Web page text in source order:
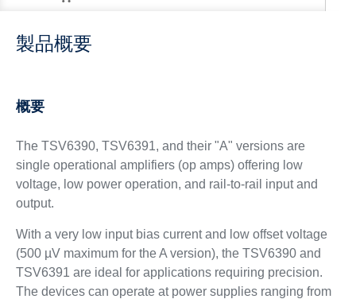
製品概要
概要
The TSV6390, TSV6391, and their "A" versions are
single operational amplifiers (op amps) offering low
voltage, low power operation, and rail-to-rail input and
output.
With a very low input bias current and low offset voltage
(500 µV maximum for the A version), the TSV6390 and
TSV6391 are ideal for applications requiring precision.
The devices can operate at power supplies ranging from